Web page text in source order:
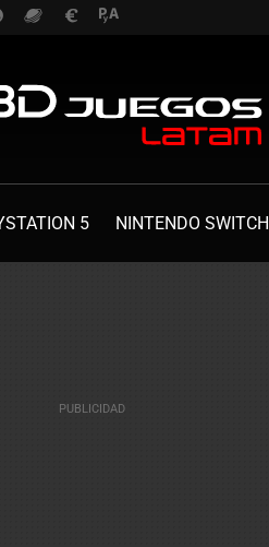
5 NINTENDO SWITCH